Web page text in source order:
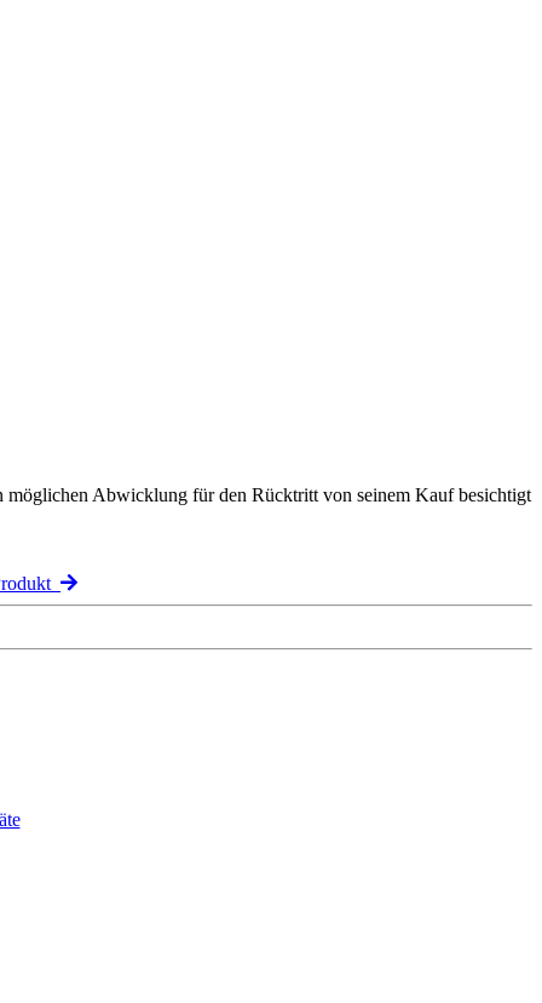
möglichen Abwicklung für den Rücktritt von seinem Kauf besichtigt